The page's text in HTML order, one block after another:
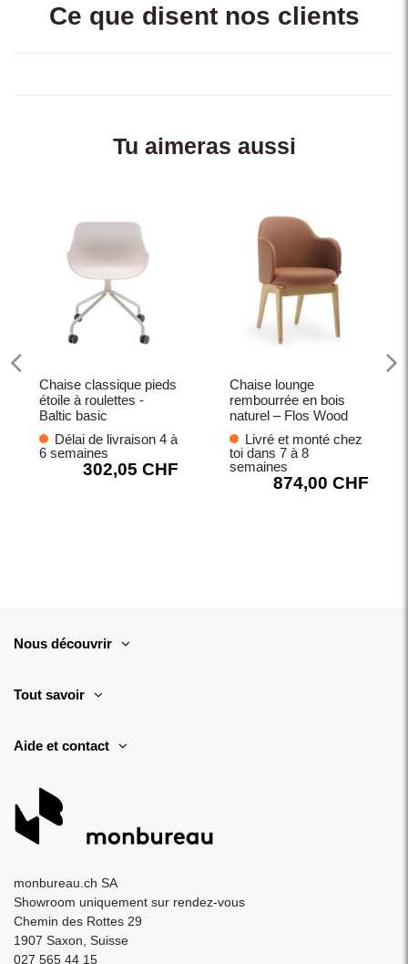
Ce que disent nos clients
Tu aimeras aussi
Chaise classique pieds
étoile à roulettes -
Baltic basic
Délai de livraison 4 à
6 semaines
302,05 CHF
Chaise lounge
rembourrée en bois
naturel – Flos Wood
Livré et monté chez
toi dans 7 à 8
semaines
874,00 CHF
Nous découvrir
Tout savoir
Aide et contact
monbureau.ch SA
Showroom uniquement sur rendez-vous
Chemin des Rottes 29
1907 Saxon, Suisse
027 565 44 15